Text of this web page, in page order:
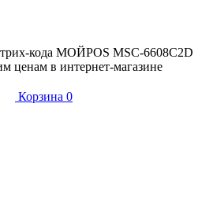
кода МОЙPOS MSC-6608C2D
ценам в интернет-магазине
Корзина 0